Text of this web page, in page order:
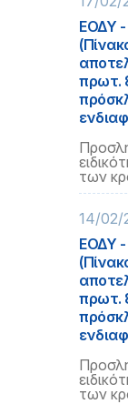
ΕΟΔΥ
πρωτ.
των
14/02/
ΕΟΔΥ
πρωτ.
των